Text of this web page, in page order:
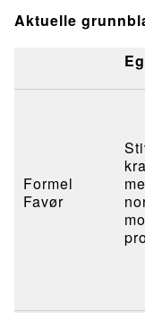
Aktuelle
Formel
Favør